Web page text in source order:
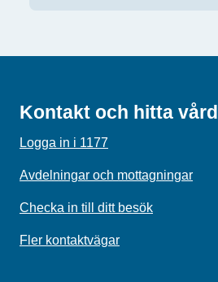
Kontakt och hitta vård
Logga in i 1177
Avdelningar och mottagningar
Checka in till ditt besök
Fler kontaktvägar